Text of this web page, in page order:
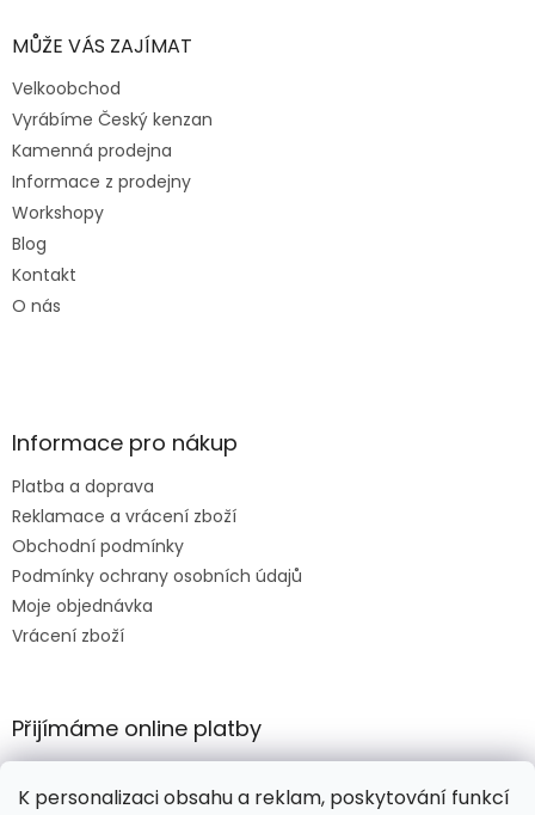
K personalizaci obsahu a reklam, poskytování funkcí
MŮŽE VÁS ZAJÍMAT
Velkoobchod
Vyrábíme Český kenzan
Kamenná prodejna
Informace z prodejny
Workshopy
Blog
Kontakt
O nás
Informace pro nákup
Platba a doprava
Reklamace a vrácení zboží
Obchodní podmínky
Podmínky ochrany osobních údajů
Moje objednávka
Vrácení zboží
Přijímáme online platby